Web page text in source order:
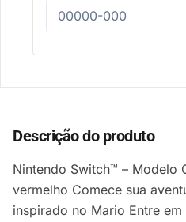
Descrição do produto
Nintendo Switch™ – Modelo
vermelho Comece sua
inspirado no Mario Entre